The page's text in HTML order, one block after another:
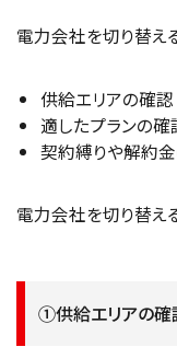
電力会社を切り替え
供給エリアの確認
適したプランの確
契約縛りや解約
電力会社を切り替え
①供給エリアの確